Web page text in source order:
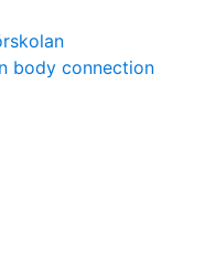
body connection